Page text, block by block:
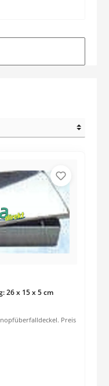
26 x 15 x 5 cm